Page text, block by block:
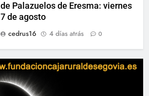
de Palazuelos de Eresma: viernes
7 de agosto
cedrus16
4 días atrás 0